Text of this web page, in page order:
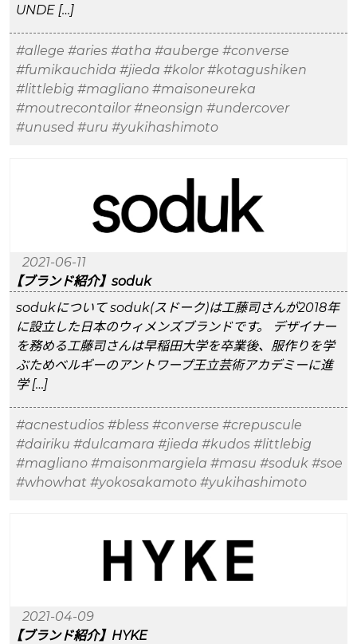
UNDE […]
#allege #aries #atha #auberge #converse
#fumikauchida #jieda #kolor #kotagushiken
#littlebig #magliano #maisoneureka
#moutrecontailor #neonsign #undercover
#unused #uru #yukihashimoto
2021-06-11
【ブランド紹介】soduk
sodukについて soduk(スドーク)は工藤司さんが2018年
に設立した日本のウィメンズブランドです。 デザイナー
を務める工藤司さんは早稲田大学を卒業後、服作りを学
ぶためベルギーのアントワープ王立芸術アカデミーに進
学 […]
#acnestudios #bless #converse #crepuscule
#dairiku #dulcamara #jieda #kudos #littlebig
#magliano #maisonmargiela #masu #soduk #soe
#whowhat #yokosakamoto #yukihashimoto
2021-04-09
【ブランド紹介】HYKE